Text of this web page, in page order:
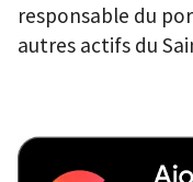
responsable du
autres actifs du